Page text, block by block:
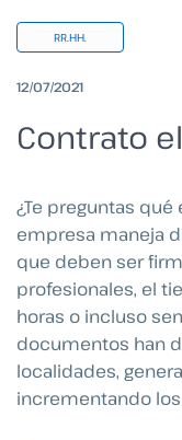
RR.HH.
12/07/2021
Contrato
¿Te preguntas qué
empresa maneja
que deben ser
profesionales, el
horas o incluso
documentos han
localidades,
incrementando